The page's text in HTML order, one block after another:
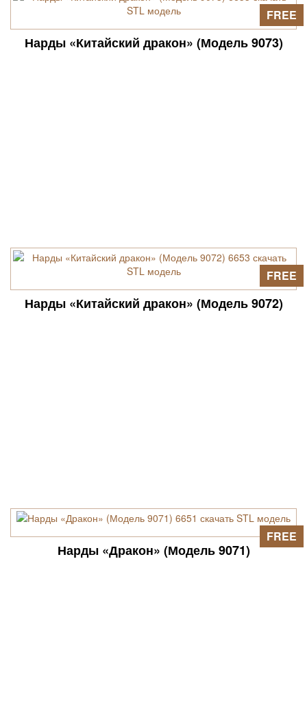
Нарды «Китайский дракон» (Модель 9073)
FREE
Нарды «Китайский дракон» (Модель 9072)
FREE
Нарды «Дракон» (Модель 9071)
FREE